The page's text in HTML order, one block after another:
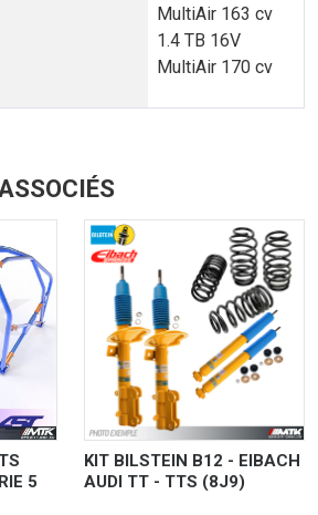
MultiAir 163 cv
1.4 TB 16V
MultiAir 170 cv
5
KIT BILSTEIN B12 - EIBACH
AUDI TT - TTS (8J9)